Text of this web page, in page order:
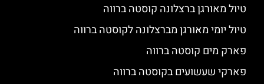
טיול מאורגן ברצלונה קוסטה ברווה
טיול יומי מאורגן מברצלונה לקוסטה ברווה
פארק מים קוסטה ברווה
פארקי שעשועים בקוסטה ברווה